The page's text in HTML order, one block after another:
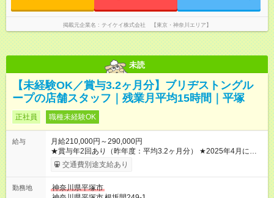
掲載元企業名 テイケイ株式会社 【東京・神奈川エリア】
未読
【未経験OK／賞与3.2ヶ月分】ブリヂストングル
ープの店舗スタッフ｜残業月平均15時間｜平塚
正社員 職種未経験OK
給与
月給210,000円～290,000円
★賞与年2回あり（昨年度：平均3.2ヶ月分） ★2025年4月に、
全社員の給与を一律改定（ベースアップ）しました！ ※残業は
平均月15時間以下、時間外手当は100％支給しています。 ※試
ん。 【試用期間】試用期間あり 試用期間の長さ：3ヶ月 雇用形
交通費別途支給あり
勤務地
神奈川県平塚市